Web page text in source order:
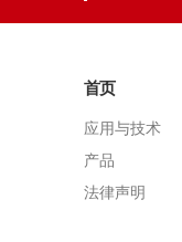
首页
应用与技术
产品
法律声明